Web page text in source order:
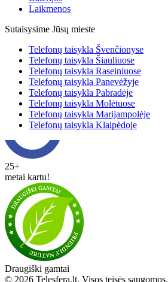
Laikmenos
Sutaisysime Jūsų mieste
Telefonų taisykla Švenčionyse
Telefonų taisykla Šiauliuose
Telefonų taisykla Raseiniuose
Telefonų taisykla Panevėžyje
Telefonų taisykla Pabradėje
Telefonų taisykla Molėtuose
Telefonų taisykla Marijampolėje
Telefonų taisykla Klaipėdoje
25+
metai kartu!
Draugiški gamtai
© 2026 Telesfera.lt. Visos teisės saugomos.